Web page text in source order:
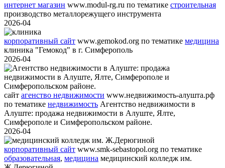
интернет магазин www.modul-rg.ru по тематике строительная
производство металлорежущего инструмента
2026-04
корпоративный сайт www.gemokod.org по тематике медицина
клиника "Гемокод" в г. Симферополь
2026-04
сайт агенство недвижимости www.недвижимость-алушта.рф
по тематике недвижимость Агентство недвижимости в
Алуште: продажа недвижимости в Алуште, Ялте,
Симферополе и Симферопольском районе.
2026-04
корпоративный сайт www.smk-sebastopol.org по тематике
образовательная, медицина медицинский колледж им.